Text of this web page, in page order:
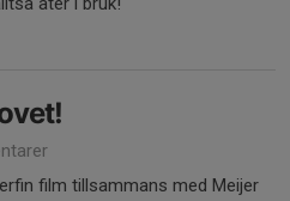
film tillsammans med Meijer